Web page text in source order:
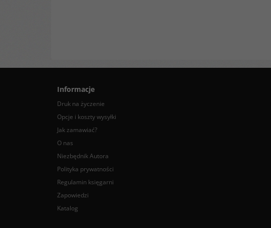
Informacje
Druk na życzenie
Opcje i koszty wysyłki
Jak zamawiać?
O nas
Niezbędnik Autora
Polityka prywatności
Regulamin księgarni
Zapowiedzi
Katalog